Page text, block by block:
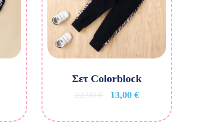
Σετ Colorblock
13,00 €